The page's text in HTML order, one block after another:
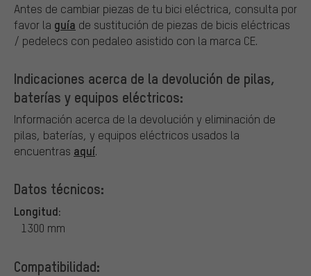
Antes de cambiar piezas de tu bici eléctrica, consulta por
favor la guía de sustitución de piezas de bicis eléctricas
/ pedelecs con pedaleo asistido con la marca CE.
Indicaciones acerca de la devolución de pilas,
baterías y equipos eléctricos:
Información acerca de la devolución y eliminación de
pilas, baterías, y equipos eléctricos usados la
encuentras aquí.
Datos técnicos:
Longitud:
1300 mm
Compatibilidad: